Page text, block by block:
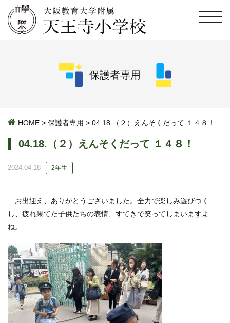
保護者専用
HOME > 保護者専用 > 04.18.（２）えんそくだって １４８！
04.18.（２）えんそくだって １４８！
2024.04.18 2年生
お出迎え、ありがとうございました。全力で楽しみ遊びつく
し、疲れ果てた子供たちの表情、すてきで笑ってしまいますよ
ね。